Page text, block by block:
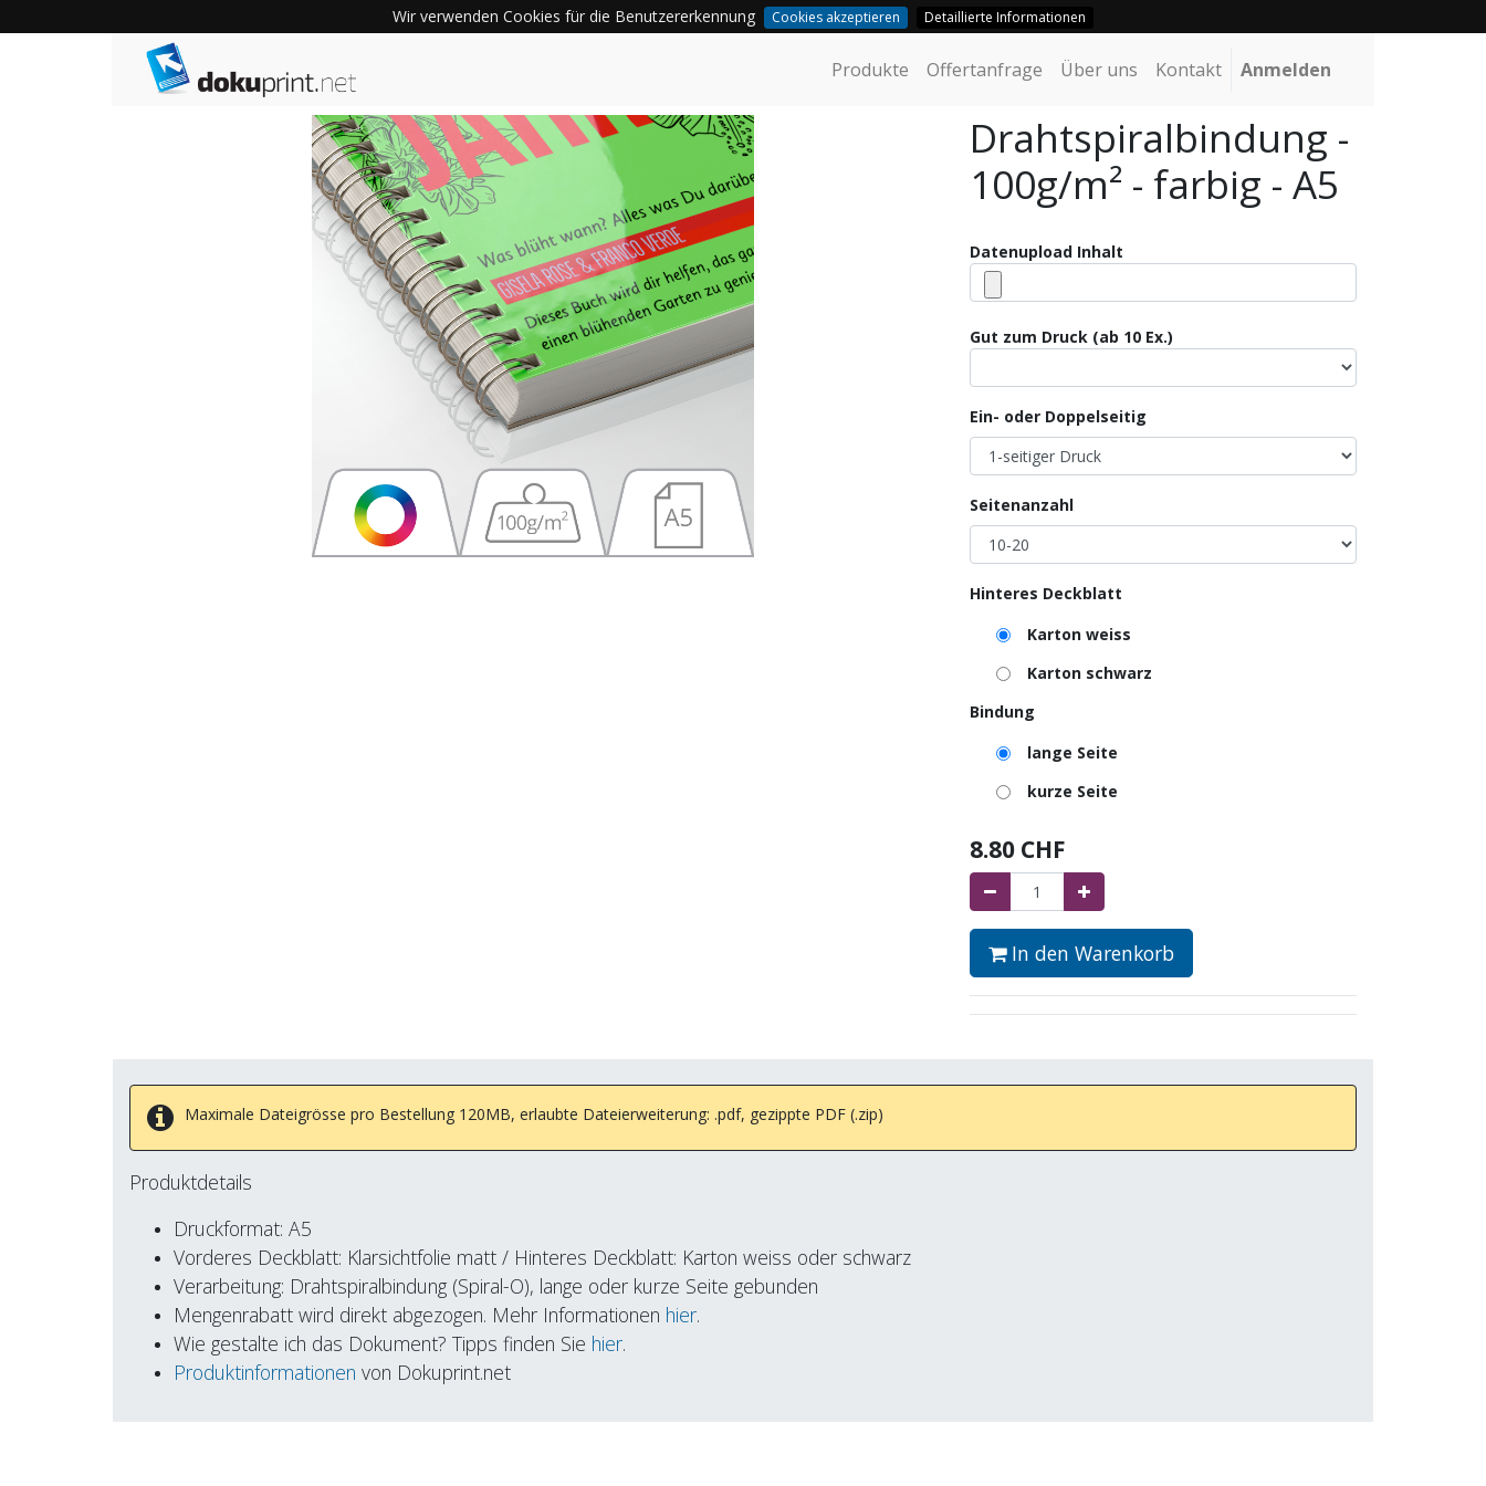
Wir verwenden Cookies für die Benutzererkennung Cookies akzeptieren Detaillierte Informationen
Produkte Offertanfrage Über uns Kontakt Anmelden
Drahtspiralbindung -
100g/m² - farbig - A5
Datenupload Inhalt
Gut zum Druck (ab 10 Ex.)
Ein- oder Doppelseitig
Seitenanzahl
Hinteres Deckblatt
Karton weiss
Karton schwarz
Bindung
lange Seite
kurze Seite
8.80 CHF
In den Warenkorb
Maximale Dateigrösse pro Bestellung 120MB, erlaubte Dateierweiterung: .pdf, gezippte PDF (.zip)
Produktdetails
Druckformat: A5
Vorderes Deckblatt: Klarsichtfolie matt / Hinteres Deckblatt: Karton weiss oder schwarz
Verarbeitung: Drahtspiralbindung (Spiral-O), lange oder kurze Seite gebunden
Mengenrabatt wird direkt abgezogen. Mehr Informationen hier.
Wie gestalte ich das Dokument? Tipps finden Sie hier.
Produktinformationen von Dokuprint.net